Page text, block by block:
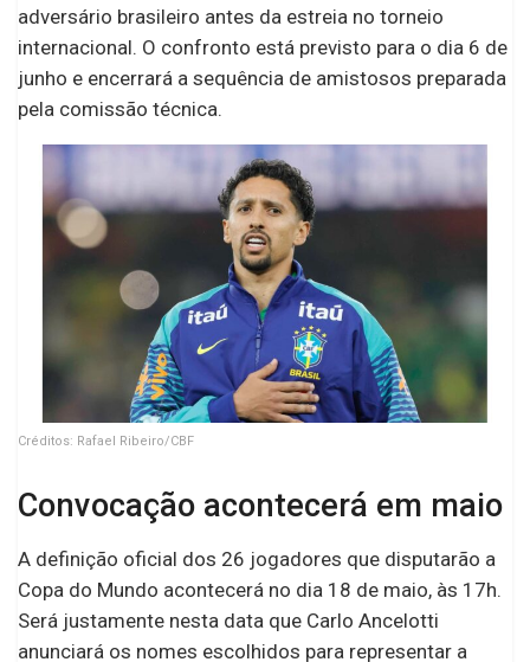
adversário brasileiro antes da estreia no torneio
internacional. O confronto está previsto para o dia 6 de
junho e encerrará a sequência de amistosos preparada
pela comissão técnica.
Créditos: Rafael Ribeiro/CBF
Convocação acontecerá em maio
A definição oficial dos 26 jogadores que disputarão a
Copa do Mundo acontecerá no dia 18 de maio, às 17h.
Será justamente nesta data que Carlo Ancelotti
anunciará os nomes escolhidos para representar a